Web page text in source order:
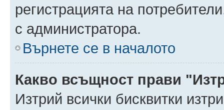
регистрацията на
с администратора.
Върнете се в началото
Какво всъщност прави
Изтрий всички бисквитки